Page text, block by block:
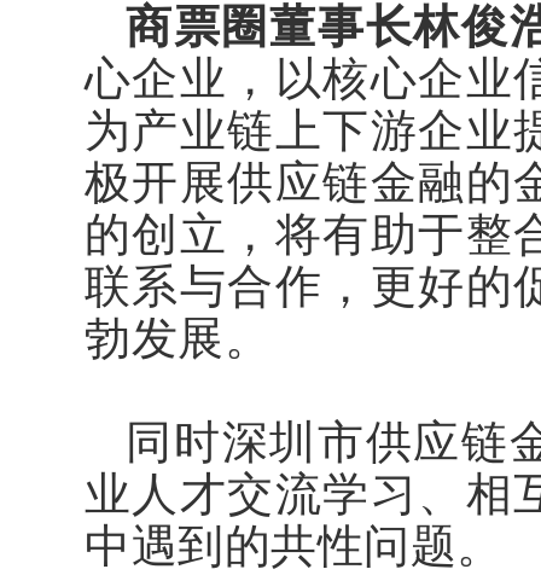
商票圈董事长林俊
心企业，以核心企业
为产业链上下游企业
极开展供应链金融的
的创立，将有助于整
联系与合作，更好的
勃发展。
同时深圳市供应链
业人才交流学习、相
中遇到的共性问题。